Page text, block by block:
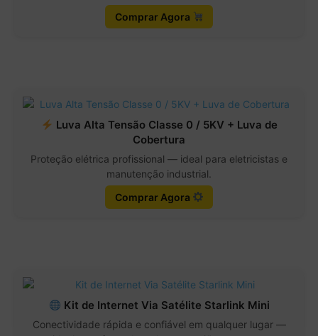
Comprar Agora
Luva Alta Tensão Classe 0 / 5KV + Luva de
Cobertura
Proteção elétrica profissional — ideal para eletricistas e
manutenção industrial.
Comprar Agora
Kit de Internet Via Satélite Starlink Mini
Conectividade rápida e confiável em qualquer lugar —